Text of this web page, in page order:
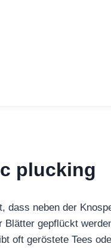
plucking
dass neben der
Blätter gepflückt
oft geröstete Tees